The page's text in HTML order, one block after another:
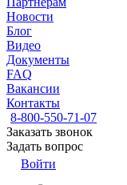
Новости
Блог
Видео
Документы
FAQ
Вакансии
Контакты
8-800-550-71-07
Заказать звонок
Задать вопрос
Войти